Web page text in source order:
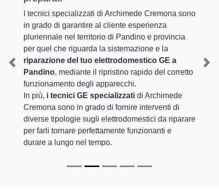
I tecnici specializzati di Archimede Cremona sono
in grado di garantire al cliente esperienza
pluriennale nel territorio di Pandino e provincia
per quel che riguarda la sistemazione e la
riparazione del tuo elettrodomestico GE a
Pandino, mediante il ripristino rapido del corretto
funzionamento degli apparecchi.
In più, i tecnici GE specializzati di Archimede
Cremona sono in grado di fornire interventi di
diverse tipologie sugli elettrodomestici da riparare
per farli tornare perfettamente funzionanti e
durare a lungo nel tempo.
Previous